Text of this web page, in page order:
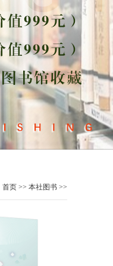
首页 >> 本社图书 >>